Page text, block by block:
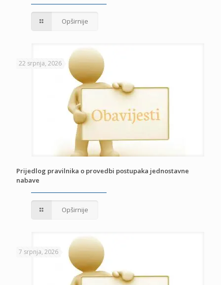
Opširnije
22 srpnja, 2026
Prijedlog pravilnika o provedbi postupaka jednostavne
nabave
Opširnije
7 srpnja, 2026